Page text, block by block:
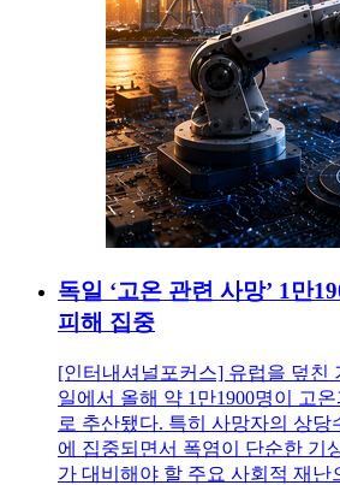
독일 ‘고온 관련 사망’ 1만
피해 집중
[인터내셔널포커스] 유럽을 덮친
일에서 올해 약 1만1900명이 고
로 추산됐다. 특히 사망자의 상당
에 집중되면서 폭염이 단순한 기
가 대비해야 할 주요 사회적 재난